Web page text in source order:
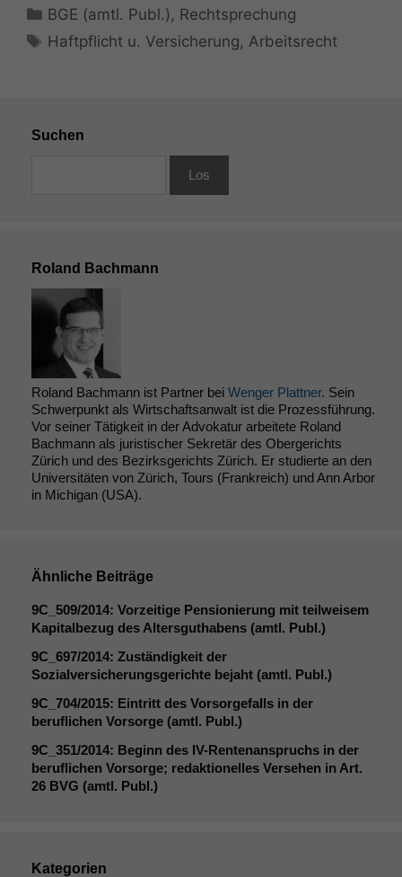
Kategorien
BGE (amtl. Publ.) , Rechtsprechung
Schlagwörter
Haftpflicht u. Versicherung, Arbeitsrecht
Suchen
Roland Bachmann
Roland Bachmann ist Partner bei Wenger Plattner. Sein
Schwerpunkt als Wirtschaftsanwalt ist die Prozessführung.
Vor seiner Tätigkeit in der Advokatur arbeitete Roland
Bachmann als juristischer Sekretär des Obergerichts
Zürich und des Bezirksgerichts Zürich. Er studierte an den
Universitäten von Zürich, Tours (Frankreich) und Ann Arbor
in Michigan (USA).
Ähnliche Beiträge
9C_509/2014: Vorzeitige Pensionierung mit teilweisem
Kapitalbezug des Altersguthabens (amtl. Publ.)
9C_697/2014: Zuständigkeit der
Sozialversicherungsgerichte bejaht (amtl. Publ.)
9C_704/2015: Eintritt des Vorsorgefalls in der
beruflichen Vorsorge (amtl. Publ.)
9C_351/2014: Beginn des IV-Rentenanspruchs in der
beruflichen Vorsorge; redaktionelles Versehen in Art.
26 BVG (amtl. Publ.)
Kategorien